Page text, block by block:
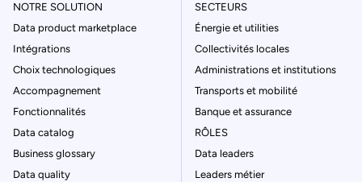
NOTRE SOLUTION
Data product marketplace
Intégrations
Choix technologiques
Accompagnement
Fonctionnalités
Data catalog
Business glossary
Data quality
SECTEURS
Énergie et utilities
Collectivités locales
Administrations et institutions
Transports et mobilité
Banque et assurance
RÔLES
Data leaders
Leaders métier